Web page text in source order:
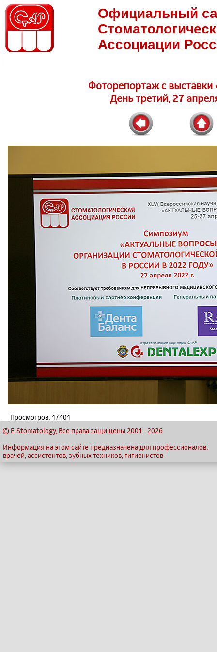
Официальный
Ассоциации
Фоторепортаж c выставки
День третий, 27
Просмотров: 17401
© E-Stomatology, Все права защищены 2001 - 2026
Информация на этом сайте предназначена для профессионалов:
врачей, ассистентов, зубных техников, гигиенистов